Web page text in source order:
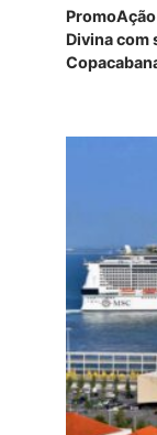
Divina com